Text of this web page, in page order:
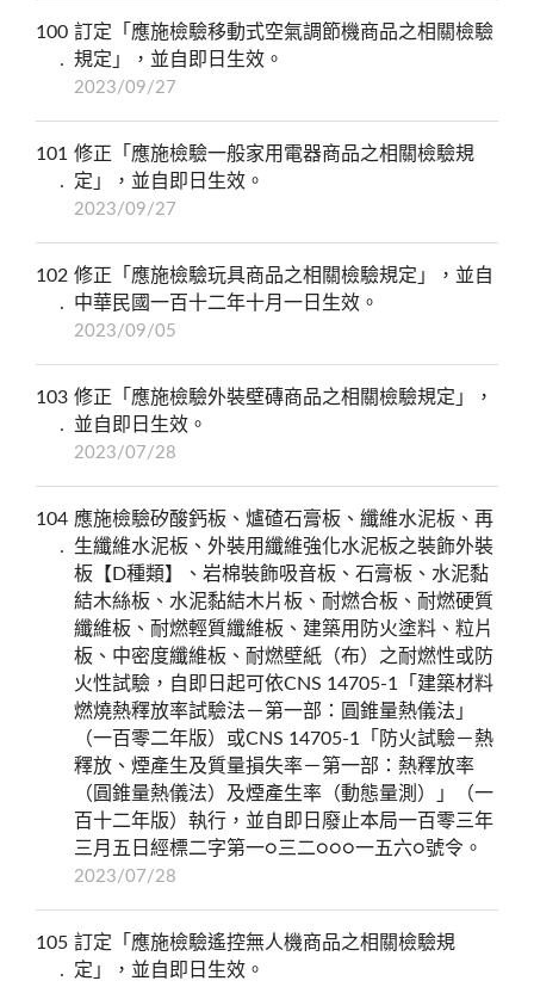
100 訂定「應施檢驗移動式空氣調節機商品之相關檢驗
規定」，並自即日生效。
2023/09/27
101 修正「應施檢驗一般家用電器商品之相關檢驗規
定」，並自即日生效。
2023/09/27
102 修正「應施檢驗玩具商品之相關檢驗規定」，並自
中華民國一百十二年十月一日生效。
2023/09/05
103 修正「應施檢驗外裝壁磚商品之相關檢驗規定」，
並自即日生效。
2023/07/28
104 應施檢驗矽酸鈣板、爐碴石膏板、纖維水泥板、再
生纖維水泥板、外裝用纖維強化水泥板之裝飾外裝
板【D種類】、岩棉裝飾吸音板、石膏板、水泥黏
結木絲板、水泥黏結木片板、耐燃合板、耐燃硬質
纖維板、耐燃輕質纖維板、建築用防火塗料、粒片
板、中密度纖維板、耐燃壁紙（布）之耐燃性或防
火性試驗，自即日起可依CNS 14705-1「建築材料
燃燒熱釋放率試驗法－第一部：圓錐量熱儀法」
（一百零二年版）或CNS 14705-1「防火試驗－熱
釋放、煙產生及質量損失率－第一部：熱釋放率
（圓錐量熱儀法）及煙產生率（動態量測）」（一
百十二年版）執行，並自即日廢止本局一百零三年
三月五日經標二字第一○三二○○○一五六○號令。
2023/07/28
105 訂定「應施檢驗遙控無人機商品之相關檢驗規
定」，並自即日生效。